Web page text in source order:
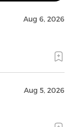
Aug 6, 2026
Aug 5, 2026